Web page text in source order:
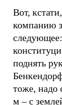
Вот,
компанию
поднять
тоже, надо
м – с